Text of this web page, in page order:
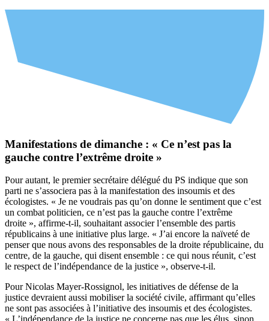
Manifestations de dimanche : « Ce n’est pas la
gauche contre l’extrême droite »
Pour autant, le premier secrétaire délégué du PS indique que son
parti ne s’associera pas à la manifestation des insoumis et des
écologistes. « Je ne voudrais pas qu’on donne le sentiment que c’est
un combat politicien, ce n’est pas la gauche contre l’extrême
droite », affirme-t-il, souhaitant associer l’ensemble des partis
républicains à une initiative plus large. « J’ai encore la naïveté de
penser que nous avons des responsables de la droite républicaine, du
centre, de la gauche, qui disent ensemble : ce qui nous réunit, c’est
le respect de l’indépendance de la justice », observe-t-il.
Pour Nicolas Mayer-Rossignol, les initiatives de défense de la
justice devraient aussi mobiliser la société civile, affirmant qu’elles
ne sont pas associées à l’initiative des insoumis et des écologistes.